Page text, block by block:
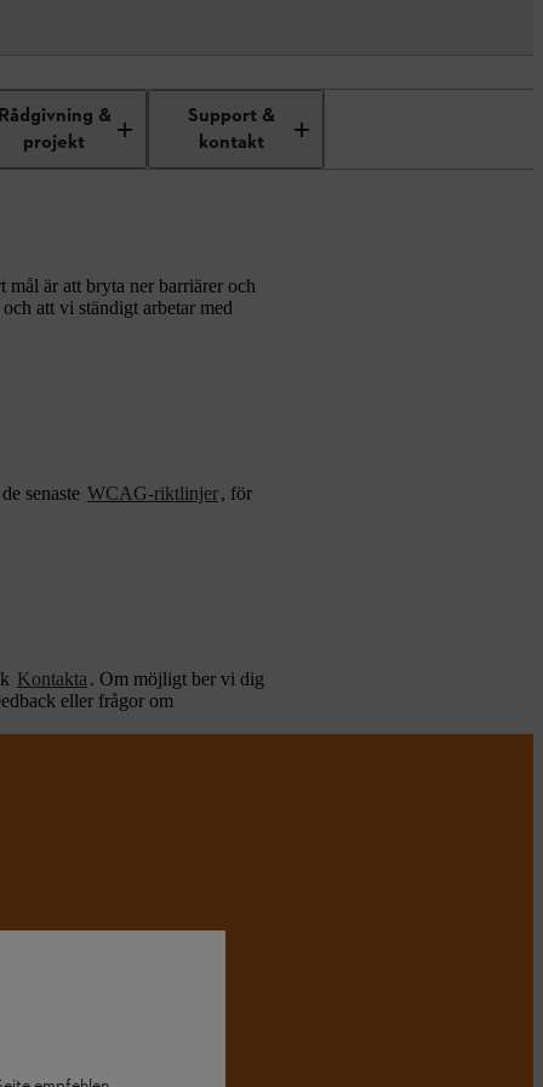
Rådgivning &
projekt
Support &
kontakt
mål är att bryta ner barriärer och
att vi ständigt arbetar med
senaste WCAG-riktlinjer, för
Kontakta . Om möjligt ber vi dig
eller frågor om